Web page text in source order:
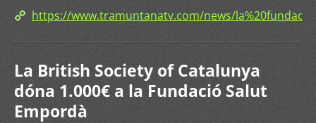
https://www.tramuntanatv.com/news/
La British Society of Catalunya
dóna 1.000€ a la Fundació Salut
Empordà